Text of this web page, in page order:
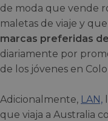
de moda que vende
maletas de viaje y
marcas preferidas
diariamente por
de los jóvenes en
Adicionalmente, LAN,
que viaja a Australia